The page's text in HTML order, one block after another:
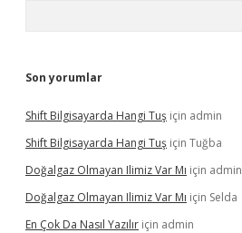
Son yorumlar
Shift Bilgisayarda Hangi Tuş için admin
Shift Bilgisayarda Hangi Tuş için Tuğba
Doğalgaz Olmayan Ilimiz Var Mı için admin
Doğalgaz Olmayan Ilimiz Var Mı için Selda
En Çok Da Nasıl Yazılır için admin